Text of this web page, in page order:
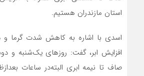
استان مازندران هستیم.
اسدی با اشاره به کاهش شدت گرما و
افزایش ابر، گفت: روزهای یک‌شنبه و
صاف تا نیمه ابری البتهدر ساعات